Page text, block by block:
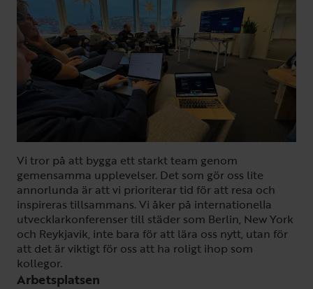
Vi tror på att bygga ett starkt team genom
gemensamma upplevelser. Det som gör oss lite
annorlunda är att vi prioriterar tid för att resa och
inspireras tillsammans. Vi åker på internationella
utvecklarkonferenser till städer som Berlin, New York
och Reykjavik, inte bara för att lära oss nytt, utan för
att det är viktigt för oss att ha roligt ihop som
kollegor.
Arbetsplatsen